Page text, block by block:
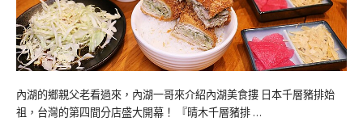
內湖的鄉親父老看過來，內湖一哥來介紹內湖美食摟 日本千層豬排始
祖，台灣的第四間分店盛大開幕！ 『晴木千層豬排 …